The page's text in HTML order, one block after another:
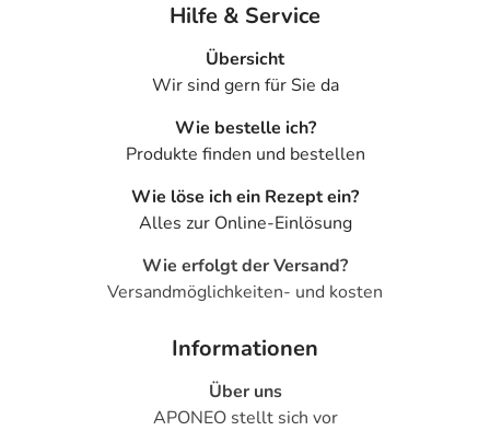
Hilfe & Service
Übersicht
Wir sind gern für Sie da
Wie bestelle ich?
Produkte finden und bestellen
Wie löse ich ein Rezept ein?
Alles zur Online-Einlösung
Wie erfolgt der Versand?
Versandmöglichkeiten- und kosten
Informationen
Über uns
APONEO stellt sich vor